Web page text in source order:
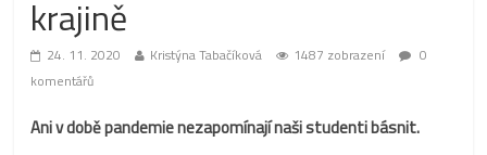
krajině
24. 11. 2020 Kristýna Tabačíková 1487 zobrazení
0
komentářů
Ani v době pandemie nezapomínají naši studenti básnit.